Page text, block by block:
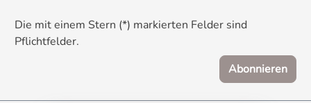
Die mit einem Stern (*) markierten Felder sind
Pflichtfelder.
Abonnieren